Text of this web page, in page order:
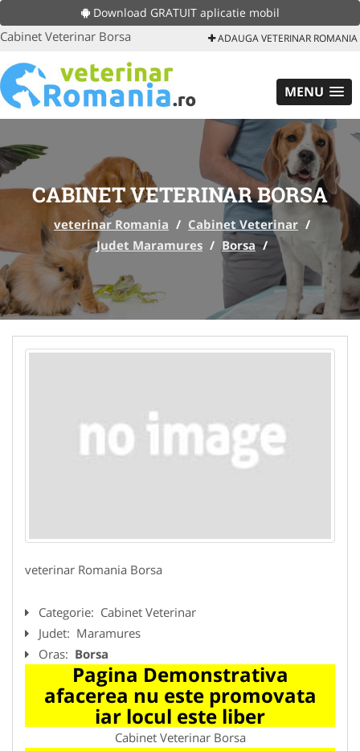
Download GRATUIT aplicatie mobil
Cabinet Veterinar Borsa ADAUGA VETERINAR ROMANIA
MENU
CABINET VETERINAR BORSA
veterinar Romania / Cabinet Veterinar /
Judet Maramures / Borsa /
veterinar Romania Borsa
Categorie: Cabinet Veterinar
Judet: Maramures
Oras: Borsa
Pagina Demonstrativa
afacerea nu este promovata
iar locul este liber
Cabinet Veterinar Borsa